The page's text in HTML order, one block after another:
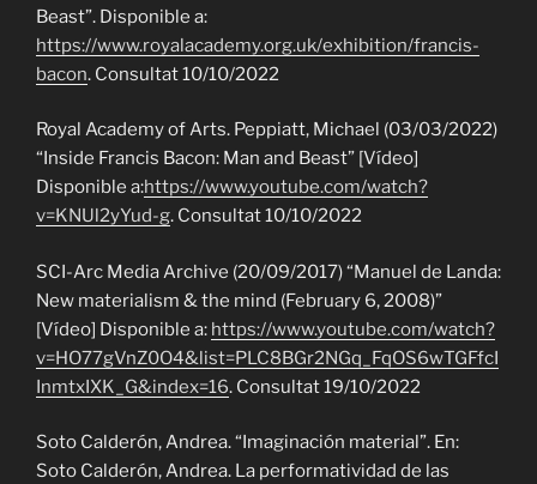
Beast”. Disponible a:
https://www.royalacademy.org.uk/exhibition/francis-
bacon. Consultat 10/10/2022
Royal Academy of Arts. Peppiatt, Michael (03/03/2022)
“Inside Francis Bacon: Man and Beast” [Vídeo]
Disponible a:https://www.youtube.com/watch?
v=KNUl2yYud-g. Consultat 10/10/2022
SCI-Arc Media Archive (20/09/2017) “Manuel de Landa:
New materialism & the mind (February 6, 2008)”
[Vídeo] Disponible a: https://www.youtube.com/watch?
v=HO77gVnZ0O4&list=PLC8BGr2NGq_FqOS6wTGFfcI
InmtxIXK_G&index=16. Consultat 19/10/2022
Soto Calderón, Andrea. “Imaginación material”. En:
Soto Calderón, Andrea. La performatividad de las